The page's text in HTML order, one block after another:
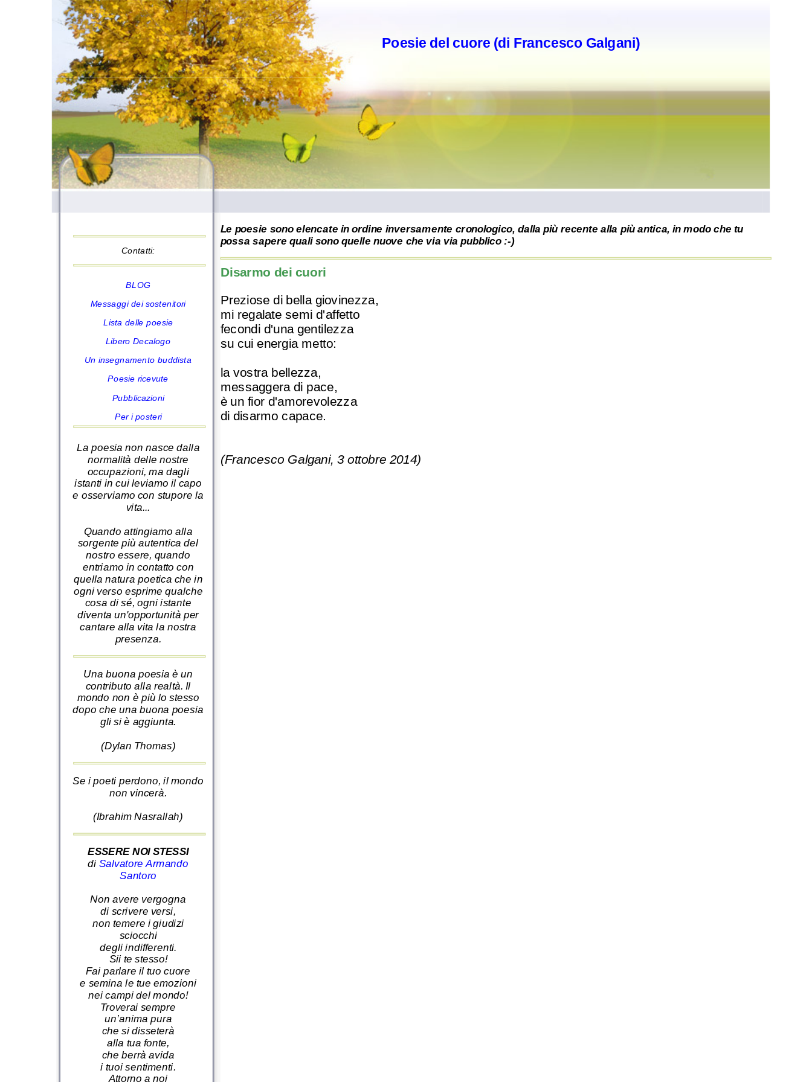
Poesie del cuore (di Francesco Galgani)
Contatti:
BLOG
Messaggi dei sostenitori
Lista delle poesie
Libero Decalogo
Un insegnamento buddista
Poesie ricevute
Pubblicazioni
Per i posteri
La poesia non nasce dalla
normalità delle nostre
occupazioni, ma dagli
istanti in cui leviamo il capo
e osserviamo con stupore la
vita...
Quando attingiamo alla
sorgente più autentica del
nostro essere, quando
entriamo in contatto con
quella natura poetica che in
ogni verso esprime qualche
cosa di sé, ogni istante
diventa un'opportunità per
cantare alla vita la nostra
presenza.
Una buona poesia è un
contributo alla realtà. Il
mondo non è più lo stesso
dopo che una buona poesia
gli si è aggiunta.
(Dylan Thomas)
Se i poeti perdono, il mondo
non vincerà.
(Ibrahim Nasrallah)
ESSERE NOI STESSI
di Salvatore Armando
Santoro
Non avere vergogna
di scrivere versi,
non temere i giudizi
sciocchi
degli indifferenti.
Sii te stesso!
Fai parlare il tuo cuore
e semina le tue emozioni
nei campi del mondo!
Troverai sempre
un’anima pura
che si disseterà
alla tua fonte,
che berrà avida
i tuoi sentimenti.
Attorno a noi
Le poesie sono elencate in ordine inversamente cronologico, dalla più recente alla più antica, in modo che tu
possa sapere quali sono quelle nuove che via via pubblico :-)
Disarmo dei cuori
Preziose di bella giovinezza,
mi regalate semi d'affetto
fecondi d'una gentilezza
su cui energia metto:
la vostra bellezza,
messaggera di pace,
è un fior d'amorevolezza
di disarmo capace.
(Francesco Galgani, 3 ottobre 2014)